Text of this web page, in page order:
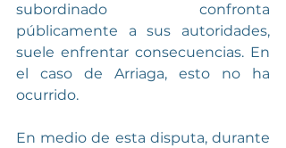
subordinado confronta
públicamente a sus autoridades,
suele enfrentar consecuencias. En
el caso de Arriaga, esto no ha
ocurrido.
En medio de esta disputa, durante